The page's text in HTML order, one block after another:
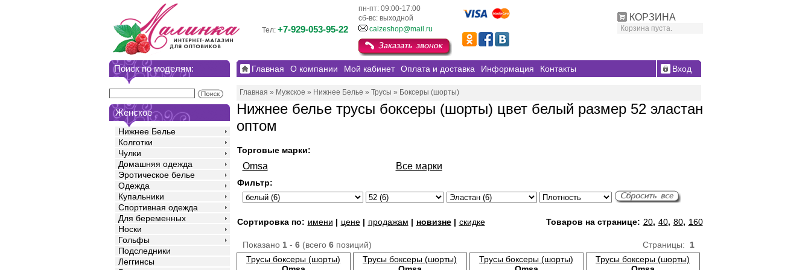
КОРЗИНА
Корзина пуста.
пн-пт: 09:00-17:00
сб-вс: выходной
Тел: +7-929-053-95-22 calzeshop@mail.ru
Поиск по моделям:
Женское
Нижнее Белье
Колготки
Чулки
Домашняя одежда
Эротическое белье
Одежда
Купальники
Спортивная одежда
Для беременных
Носки
Гольфы
Подследники
Леггинсы
Главная О компании Мой кабинет Оплата и доставка Информация Контакты Вход
Главная » Мужское » Нижнее Белье » Трусы » Боксеры (шорты)
Нижнее белье трусы боксеры (шорты) цвет белый размер 52 эластан
оптом
Торговые марки:
Omsa Все марки
Фильтр:
Сортировка по: имени | цене| продажам | новизне| скидке Товаров на странице: 20, 40, 80, 160
Страницы: 1
Показано 1- 6(всего 6позиций)
Трусы боксеры (шорты)
Трусы боксеры (шорты)
Трусы боксеры (шорты)
Трусы боксеры (шорты)